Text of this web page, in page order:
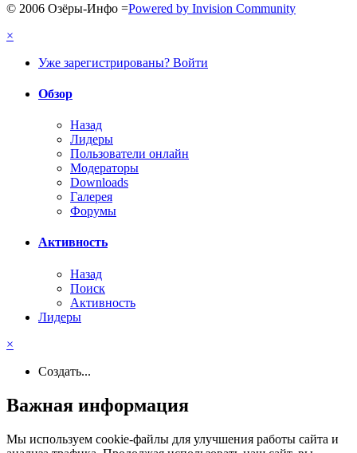
© 2006 Озёры-Инфо =Powered by Invision Community
×
Уже зарегистрированы? Войти
Обзор
Назад
Лидеры
Пользователи онлайн
Модераторы
Downloads
Галерея
Форумы
Активность
Назад
Поиск
Активность
Лидеры
×
Создать...
Важная информация
Мы используем cookie-файлы для улучшения работы сайта и